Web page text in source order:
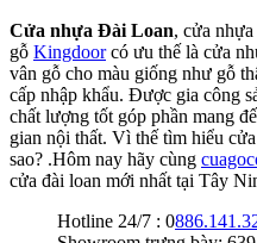
Cửa nhựa Đài Loan, cửa
gỗ Kingdoorcó ưu thế là cửa
vân gỗ cho màu giống như gỗ
cấp nhập khẩu. Được gia công
chất lượng tốt góp phần mang
gian nội thất. Vì thế tìm hiểu
sao? .Hôm nay hãy cùng
cửa đài loan mới nhất tại Tây
Hotline 24/7 : 0